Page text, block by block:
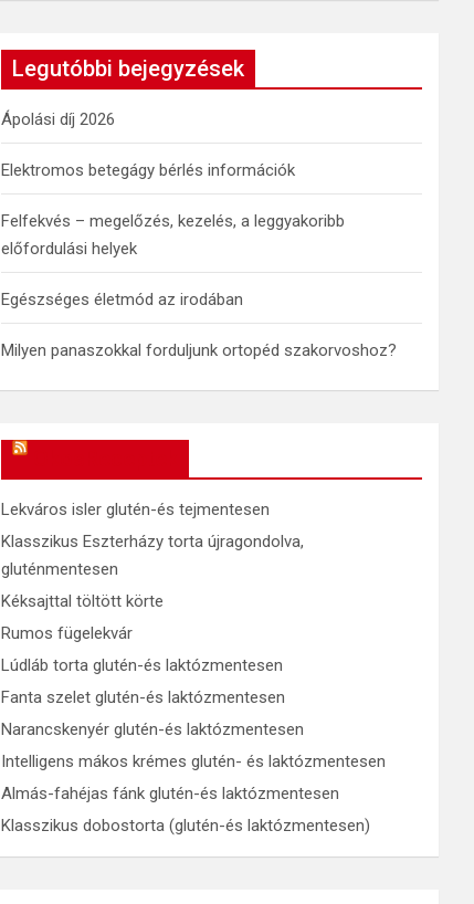
a
h
Legutóbbi bejegyzések
Ápolási díj 2026
Elektromos betegágy bérlés információk
Felfekvés – megelőzés, kezelés, a leggyakoribb
előfordulási helyek
Egészséges életmód az irodában
Milyen panaszokkal forduljunk ortopéd szakorvoshoz?
Lekváros isler glutén-és tejmentesen
Klasszikus Eszterházy torta újragondolva,
gluténmentesen
Kéksajttal töltött körte
Rumos fügelekvár
Lúdláb torta glutén-és laktózmentesen
Fanta szelet glutén-és laktózmentesen
Narancskenyér glutén-és laktózmentesen
Intelligens mákos krémes glutén- és laktózmentesen
Almás-fahéjas fánk glutén-és laktózmentesen
Klasszikus dobostorta (glutén-és laktózmentesen)